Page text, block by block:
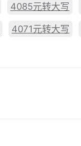
4085元转大写
4071元转大写